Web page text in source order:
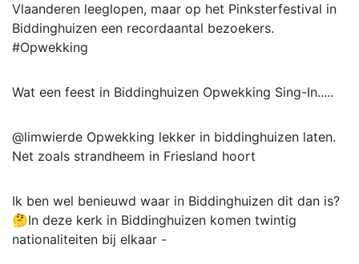
Vlaanderen leeglopen, maar op het Pinksterfestival in
Biddinghuizen een recordaantal bezoekers.
#Opwekking
Wat een feest in Biddinghuizen Opwekking Sing-In.....
@limwierde Opwekking lekker in biddinghuizen laten.
Net zoals strandheem in Friesland hoort
Ik ben wel benieuwd waar in Biddinghuizen dit dan is?
🤔In deze kerk in Biddinghuizen komen twintig
nationaliteiten bij elkaar -